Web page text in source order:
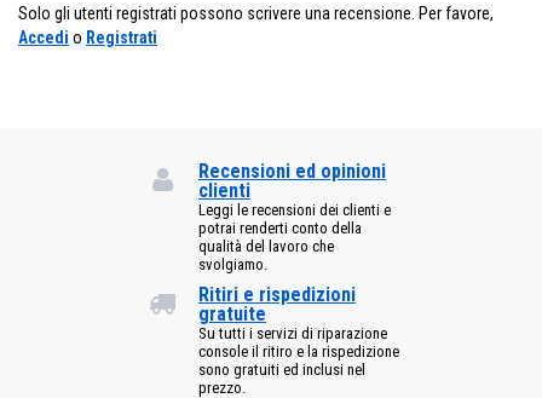
Solo gli utenti registrati possono scrivere una recensione. Per favore,
Accedi o Registrati
Recensioni ed opinioni
clienti
Leggi le recensioni dei clienti e
potrai renderti conto della
qualità del lavoro che
svolgiamo.
Ritiri e rispedizioni
gratuite
Su tutti i servizi di riparazione
console il ritiro e la rispedizione
sono gratuiti ed inclusi nel
prezzo.